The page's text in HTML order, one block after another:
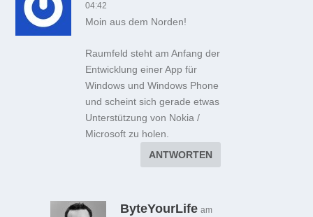
04:42
Moin aus dem Norden!
Raumfeld steht am Anfang der
Entwicklung einer App für
Windows und Windows Phone
und scheint sich gerade etwas
Unterstützung von Nokia /
Microsoft zu holen.
ANTWORTEN
ByteYourLife am